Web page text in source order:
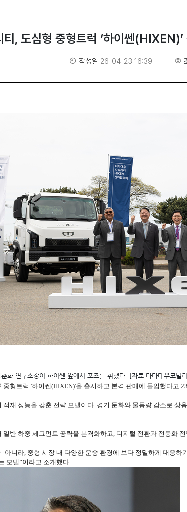
티, 도심형 중형트럭 ‘하이쎈
작성일 26-04-23 16:39
화 연구소장이 하이쎈 앞에서 포즈를 취했다. [자료:타타대우모빌
형트럭 '하이쎈(HIXEN)'을 출시하고 본격 판매에 돌입했다고
재 성능을 갖춘 전략 모델이다. 경기 둔화와 물동량 감소로
반 하중 세그먼트 공략을 본격화하고, 디지털 전환과 전동화
니라, 중형 시장 내 다양한 운송 환경에 보다 정밀하게 대응
모델”이라고 소개했다.